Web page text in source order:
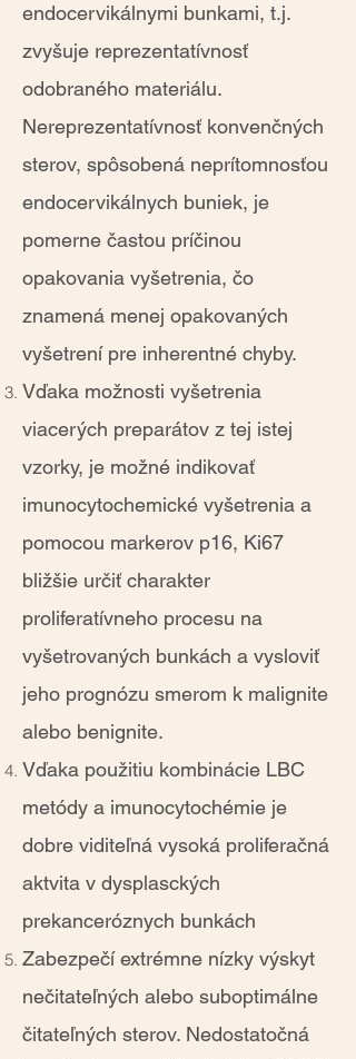
endocervikálnymi bunkami, t.j.
zvyšuje reprezentatívnosť
odobraného materiálu.
Nereprezentatívnosť konvenčných
sterov, spôsobená neprítomnosťou
endocervikálnych buniek, je
pomerne častou príčinou
opakovania vyšetrenia, čo
znamená menej opakovaných
vyšetrení pre inherentné chyby.
Vďaka možnosti vyšetrenia
viacerých preparátov z tej istej
vzorky, je možné indikovať
imunocytochemické vyšetrenia a
pomocou markerov p16, Ki67
bližšie určiť charakter
proliferatívneho procesu na
vyšetrovaných bunkách a vysloviť
jeho prognózu smerom k malignite
alebo benignite.
Vďaka použitiu kombinácie LBC
metódy a imunocytochémie je
dobre viditeľná vysoká proliferačná
aktvita v dysplasckých
prekanceróznych bunkách
Zabezpečí extrémne nízky výskyt
nečitateľných alebo suboptimálne
čitateľných sterov. Nedostatočná